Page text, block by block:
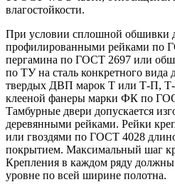
влагостойкости.
При условии сплошной обшивки
профилированными рейками по
пергамина по ГОСТ 2697 или
по ТУ на сталь конкретного вида
твердых ДВП марок Т или Т-П,
клееной фанеры марки ФК по
Тамбурные двери допускается
деревянными рейками. Рейки
или гвоздями по ГОСТ 4028
покрытием. Максимальный шаг
Крепления в каждом ряду должны
уровне по всей ширине полотна.